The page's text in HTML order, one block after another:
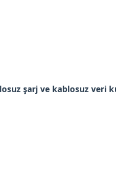
şarj ve kablosuz veri